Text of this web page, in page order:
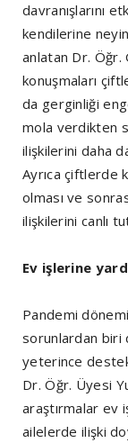
davranışlarını
kendilerine
anlatan Dr. Öğr.
konuşmaları
da gerginliği
mola verdikten
ilişkilerini daha
Ayrıca çiftlerde
olması ve
ilişkilerini canlı
Ev işlerine
Pandemi
sorunlardan biri
yeterince
Dr. Öğr. Üyesi
araştırmalar ev
ailelerde ilişki